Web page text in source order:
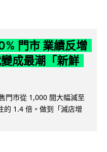
門市 業績反增
成最潮「新鮮
門市從 1,000 間大幅減至
的 1.4 倍。做到「減店增